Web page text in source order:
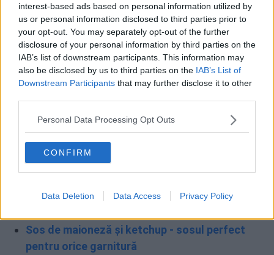
interest-based ads based on personal information utilized by
us or personal information disclosed to third parties prior to
your opt-out. You may separately opt-out of the further
disclosure of your personal information by third parties on the
IAB’s list of downstream participants. This information may
also be disclosed by us to third parties on the IAB’s List of
Downstream Participants that may further disclose it to other
Personal Data Processing Opt Outs
CONFIRM
Data Deletion Data Access Privacy Policy
SOSURI POTRIVITE PENTRU RULOURILE DE PUI
CU CAȘCAVAL
Rulourile din piept de pui cu cașcaval sunt delicioase
Sos de iaurt cu usturoi
Sos pesto făcut în casă
Sos de maioneză și ketchup - sosul perfect
pentru orice garnitură